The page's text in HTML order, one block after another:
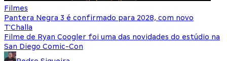
Filmes
Pantera Negra 3 é confirmado para 2028, com novo
T'Challa
Filme de Ryan Coogler foi uma das novidades do estúdio na
San Diego Comic-Con